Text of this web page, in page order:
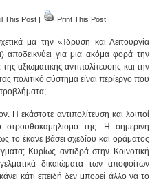
This Post | Print This Post |
μα την «Ίδρυση και Λειτουργία
αποδεικνύει για μια ακόμα φορά την
αξιωματικής αντιπολίτευσης και την
πολιτικό σύστημα είναι περίεργο που
Η εκάστοτε αντιπολίτευση και λοιποί
στρουθοκαμηλισμό της. Η σημερινή
το έκανε βάσει σχεδίου και οράματος
Κυρίως αντιδρά στην Κοινοτική
δικαιώματα των αποφοίτων
κάτι επειδή δεν μπορεί άλλο να το